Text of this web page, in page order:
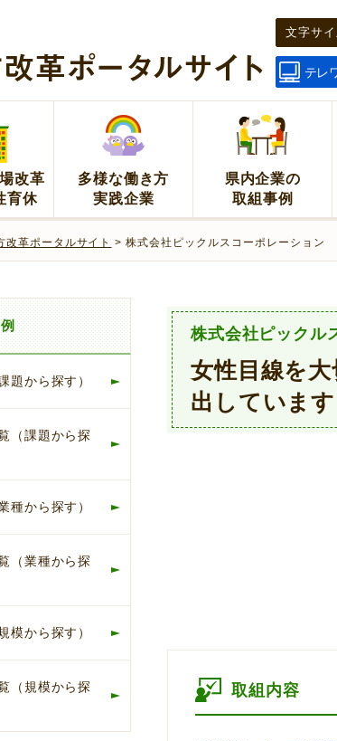
革ポータルサイト 文字サ
テレ
改革
育休
多様な働き方
実践企業
県内企業の
取組事例
改革ポータルサイト > 株式会社ピックルスコーポレーション
題から探す）
（課題から探
種から探す）
（業種から探
模から探す）
（規模から探
株式会社ピックル
女性目線を
出しています
取組内容